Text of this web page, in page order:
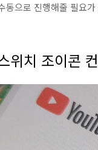
동으로 진행해줄 필요
위치 조이콘